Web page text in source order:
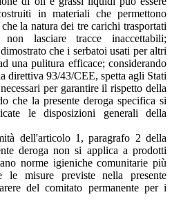
in materiali che permettono
la natura dei tre carichi trasportati
lasciare tracce inaccettabili;
che i serbatoi usati per altri
una pulitura efficace; considerando
direttiva 93/43/CEE, spetta agli Stati
per garantire il rispetto della
che la presente deroga specifica si
le disposizioni generali della
dell'articolo 1, paragrafo 2 della
deroga non si applica a prodotti
norme igieniche comunitarie più
le misure previste nella presente
del comitato permanente per i